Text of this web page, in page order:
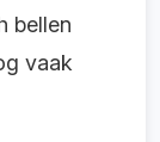
bellen
vaak